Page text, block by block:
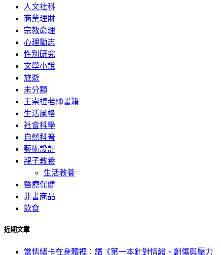
人文社科
商業理財
宗教命理
心理勵志
性別研究
文學小說
旅遊
未分類
王崇禮老師書籍
生活風格
社會科學
自然科普
藝術設計
親子教養
生活教養
醫療保健
非書商品
飲食
近期文章
當情緒卡在身體裡：讀《第一本針對情緒、創傷與壓力